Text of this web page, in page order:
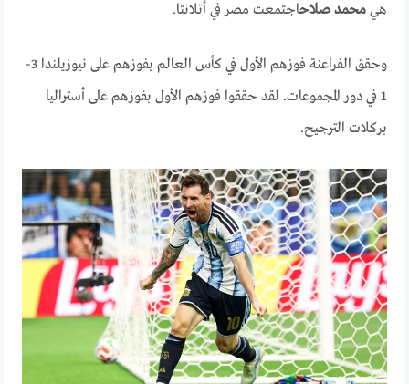
هيمحمد صلاحاجتمعت مصر في أتلانتا.
وحقق الفراعنة فوزهم الأول في كأس العالم بفوزهم على نيوزيلندا 3-
1 في دور المجموعات. لقد حققوا فوزهم الأول بفوزهم على أستراليا
بركلات الترجيح.